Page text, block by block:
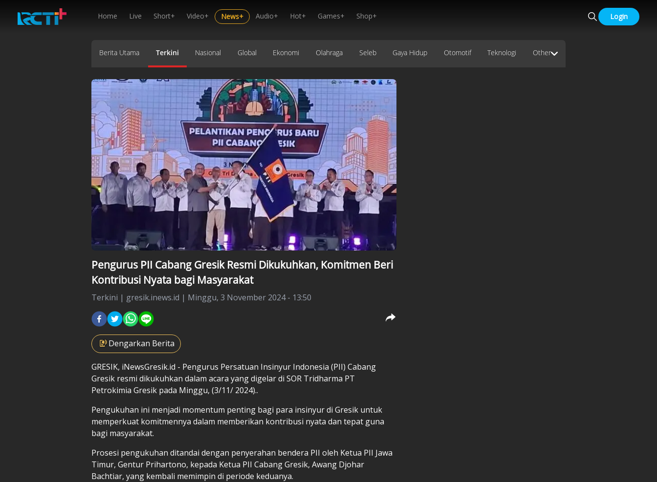
Home Live Short+ Video+ News+ Audio+ Hot+ Games+ Shop+ Login
Berita Utama Terkini Nasional Global Ekonomi Olahraga Seleb Gaya Hidup Otomotif Teknologi Other
Pengurus PII Cabang Gresik Resmi Dikukuhkan, Komitmen Beri
Kontribusi Nyata bagi Masyarakat
Terkini | gresik.inews.id | Minggu, 3 November 2024 - 13:50
Dengarkan Berita
GRESIK, iNewsGresik.id - Pengurus Persatuan Insinyur Indonesia (PII) Cabang
Gresik resmi dikukuhkan dalam acara yang digelar di SOR Tridharma PT
Petrokimia Gresik pada Minggu, (3/11/ 2024)..
Pengukuhan ini menjadi momentum penting bagi para insinyur di Gresik untuk
memperkuat komitmennya dalam memberikan kontribusi nyata dan tepat guna
bagi masyarakat.
Prosesi pengukuhan ditandai dengan penyerahan bendera PII oleh Ketua PII Jawa
Timur, Gentur Prihartono, kepada Ketua PII Cabang Gresik, Awang Djohar
Bachtiar, yang kembali memimpin di periode keduanya.